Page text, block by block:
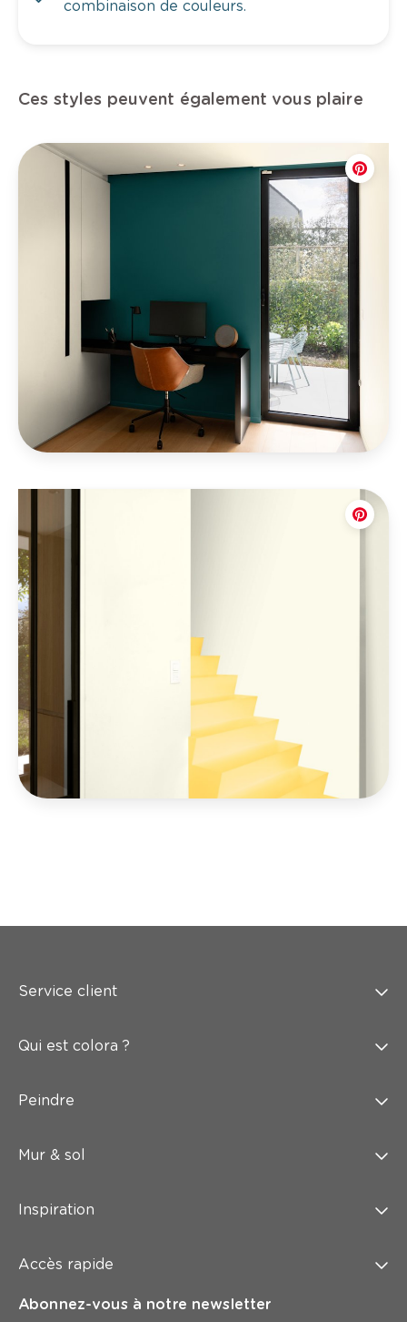
combinaison de couleurs.
Ces styles peuvent également vous plaire
Service client
Qui est colora ?
Peindre
Mur & sol
Inspiration
Accès rapide
Abonnez-vous à notre newsletter